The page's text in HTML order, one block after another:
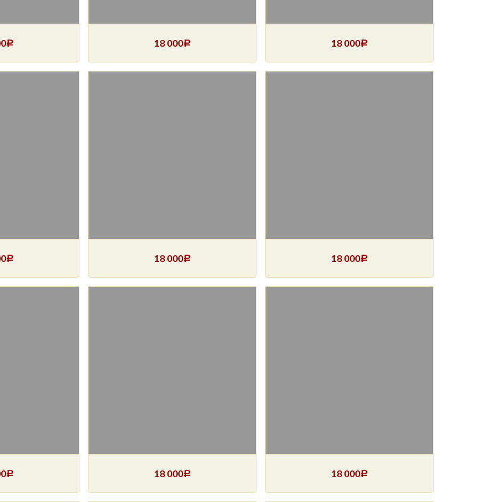
Р 18 000Р 18 000Р
Р 18 000Р 18 000Р
Р 18 000Р 18 000Р